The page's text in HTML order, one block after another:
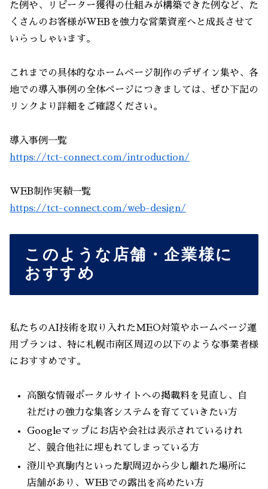
た例や、リピーター獲得の仕組みが構築できた例など、た
くさんのお客様がWEBを強力な営業資産へと成長させて
いらっしゃいます。
これまでの具体的なホームページ制作のデザイン集や、各
地での導入事例の全体ページにつきましては、ぜひ下記の
リンクより詳細をご確認ください。
導入事例一覧
https://tct-connect.com/introduction/
WEB制作実績一覧
https://tct-connect.com/web-design/
このような店舗・企業様に
おすすめ
私たちのAI技術を取り入れたMEO対策やホームページ運
用プランは、特に札幌市南区周辺の以下のような事業者様
におすすめです。
高額な情報ポータルサイトへの掲載料を見直し、自
社だけの強力な集客システムを育てていきたい方
Googleマップにお店や会社は表示されているけれ
ど、競合他社に埋もれてしまっている方
澄川や真駒内といった駅周辺から少し離れた場所に
店舗があり、WEBでの露出を高めたい方